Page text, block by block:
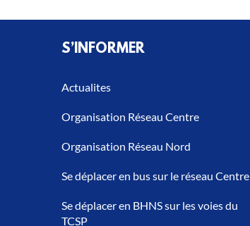
S’INFORMER
Actualites
Organisation Réseau Centre
Organisation Réseau Nord
Se déplacer en bus sur le réseau Centre
Se déplacer en BHNS sur les voies du
TCSP